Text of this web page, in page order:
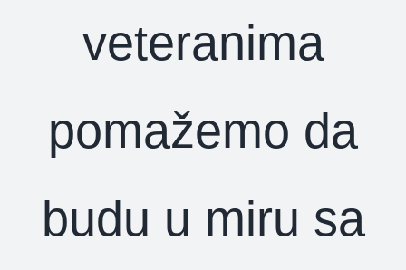
veteranima
pomažemo da
budu u miru sa